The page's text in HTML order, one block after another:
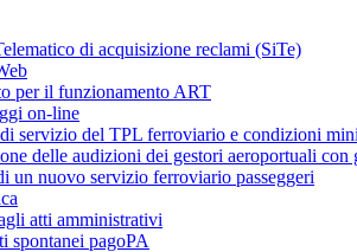
di acquisizione reclami (SiTe)
per il funzionamento ART
on-line
servizio del TPL ferroviario e condizioni
delle audizioni dei gestori aeroportuali con
un nuovo servizio ferroviario passeggeri
atti amministrativi
spontanei pagoPA